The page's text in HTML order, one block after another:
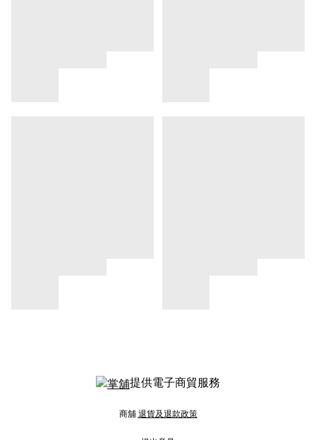
提供電子商貿服務
商舖 退貨及退款政策